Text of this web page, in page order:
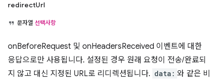
redirectUrl
문자열 선택사항
onBeforeRequest 및 onHeadersReceived 이벤트에 대한
응답으로만 사용됩니다. 설정된 경우 원래 요청이 전송/완료되
지 않고 대신 지정된 URL로 리디렉션됩니다. data: 와 같은 비